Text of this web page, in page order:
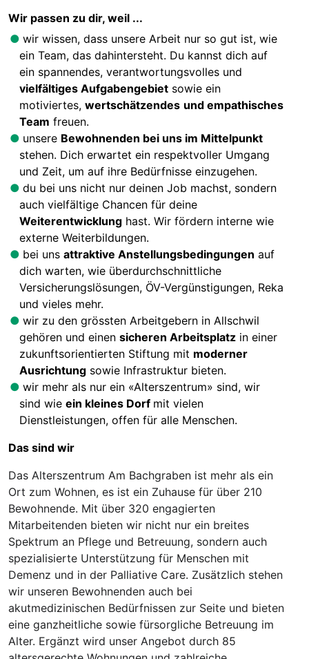
Wir passen zu dir, weil ...
wir wissen, dass unsere Arbeit nur so gut ist, wie
ein Team, das dahintersteht. Du kannst dich auf
ein spannendes, verantwortungsvolles und
vielfältiges Aufgabengebiet sowie ein
motiviertes, wertschätzendes und empathisches
Team freuen.
unsere Bewohnenden bei uns im Mittelpunkt
stehen. Dich erwartet ein respektvoller Umgang
und Zeit, um auf ihre Bedürfnisse einzugehen.
du bei uns nicht nur deinen Job machst, sondern
auch vielfältige Chancen für deine
Weiterentwicklung hast. Wir fördern interne wie
externe Weiterbildungen.
bei unsattraktive Anstellungsbedingungen auf
dich warten, wie überdurchschnittliche
Versicherungslösungen, ÖV-Vergünstigungen, Reka
und vieles mehr.
wir zu den grössten Arbeitgebern in Allschwil
gehören und einen sicheren Arbeitsplatz in einer
zukunftsorientierten Stiftung mit moderner
Ausrichtung sowie Infrastruktur bieten.
wir mehr als nur ein «Alterszentrum» sind, wir
sind wie ein kleines Dorf mit vielen
Dienstleistungen, offen für alle Menschen.
Das sind wir
Das Alterszentrum Am Bachgraben ist mehr als ein
Ort zum Wohnen, es ist ein Zuhause für über 210
Bewohnende. Mit über 320 engagierten
Mitarbeitenden bieten wir nicht nur ein breites
Spektrum an Pflege und Betreuung, sondern auch
spezialisierte Unterstützung für Menschen mit
Demenz und in der Palliative Care. Zusätzlich stehen
wir unseren Bewohnenden auch bei
akutmedizinischen Bedürfnissen zur Seite und bieten
eine ganzheitliche sowie fürsorgliche Betreuung im
Alter. Ergänzt wird unser Angebot durch 85